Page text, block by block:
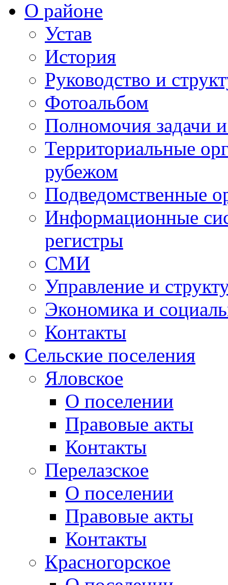
О районе
Устав
История
Руководство и
Фотоальбом
Полномочия задачи
Территориальные
рубежом
Подведомственные
Информационные
регистры
СМИ
Управление и
Экономика и
Контакты
Сельские поселения
Яловское
О поселении
Правовые акты
Контакты
Перелазское
О поселении
Правовые акты
Контакты
Красногорское